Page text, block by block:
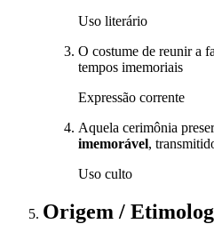
Uso literário
O costume de reunir a
tempos imemoriais
Expressão corrente
Aquela cerimônia
imemorável,
Uso culto
Origem /